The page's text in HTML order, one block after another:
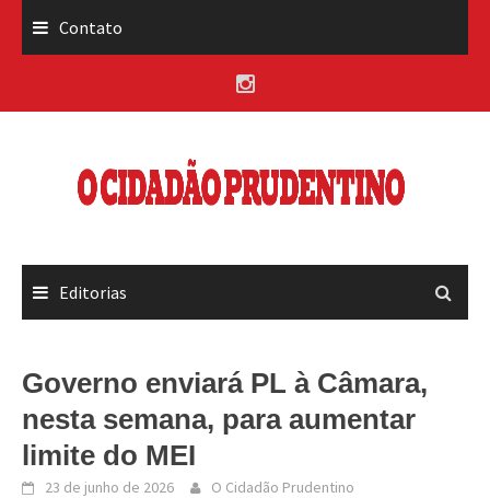
Contato
Editorias
Governo enviará PL à Câmara,
nesta semana, para aumentar
limite do MEI
23 de junho de 2026 O Cidadão Prudentino